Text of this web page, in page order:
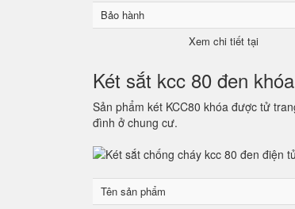
Bảo hành
Xem chi tiết tại
Két sắt kcc 80 đen
Sản phẩm két KCC80 khóa được tử
đình ở chung cư.
Tên sản phẩm